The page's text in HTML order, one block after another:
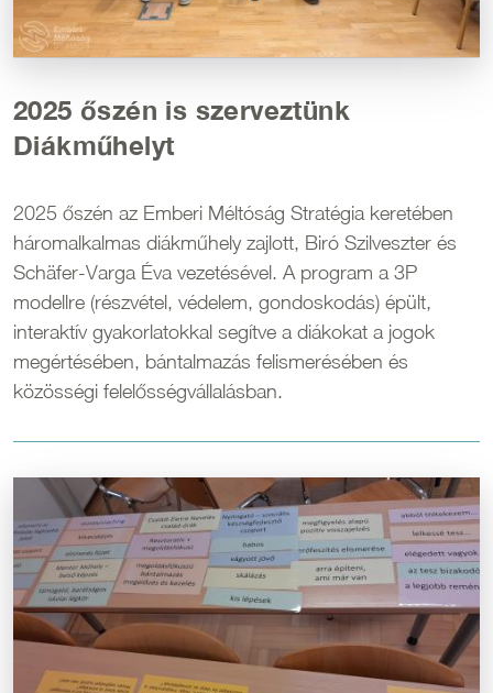
2025 őszén is szerveztünk
Diákműhelyt
2025 őszén az Emberi Méltóság Stratégia keretében
háromalkalmas diákműhely zajlott, Biró Szilveszter és
Schäfer-Varga Éva vezetésével. A program a 3P
modellre (részvétel, védelem, gondoskodás) épült,
interaktív gyakorlatokkal segítve a diákokat a jogok
megértésében, bántalmazás felismerésében és
közösségi felelősségvállalásban.
Kép